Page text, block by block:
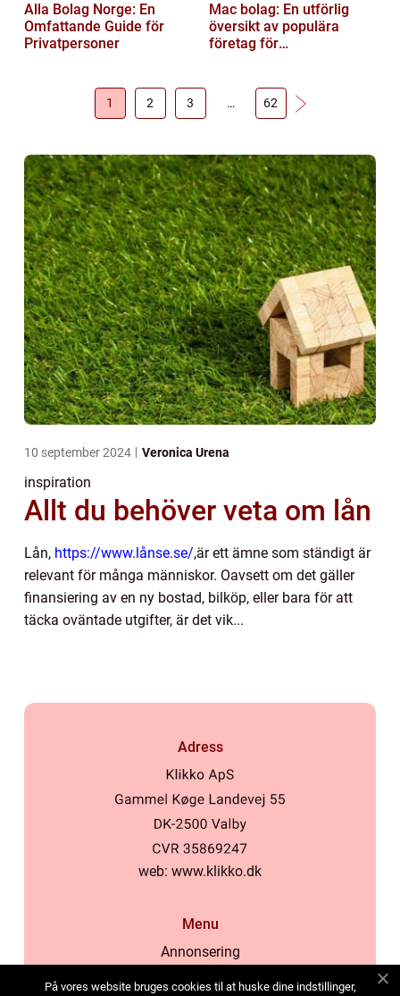
Alla Bolag Norge: En
Omfattande Guide för
Privatpersoner
Mac bolag: En utförlig
översikt av populära
företag för
1 2 3 … 62
10 september 2024 Veronica Urena
inspiration
Allt du behöver veta om lån
Lån, https://www.lånse.se/,är ett ämne som ständigt är
relevant för många människor. Oavsett om det gäller
finansiering av en ny bostad, bilköp, eller bara för att
täcka oväntade utgifter, är det vik...
Adress
web: www.klikko.dk
Menu
Annonsering
På vores website bruges cookies til at huske dine indstillinger,